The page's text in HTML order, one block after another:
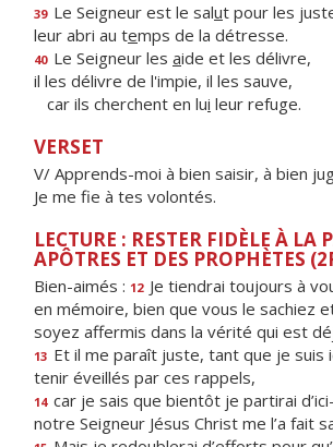
39 Le Seigneur est le salut pour les
leur abri au temps de la détresse.
40 Le Seigneur les aide et les délivre,
il les délivre de l'impie, il les sauve,
car ils cherchent en lui leur refuge.
VERSET
V/ Apprends-moi à bien saisir, à bien
Je me fie à tes volontés.
LECTURE : RESTER FIDÈLE À LA
APÔTRES ET DES PROPHÈTES
Bien-aimés : 12 Je tiendrai toujours à
en mémoire, bien que vous le sachiez
soyez affermis dans la vérité qui est
13 Et il me paraît juste, tant que je suis
tenir éveillés par ces rappels,
14 car je sais que bientôt je partirai
notre Seigneur Jésus Christ me l’a fait